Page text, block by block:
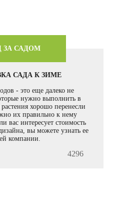
ЗА САДОМ
САДА К ЗИМЕ
- это еще далеко не
нужно выполнить в
хорошо перенесли
их правильно к нему
вас интересует стоимость
вы можете узнать ее
компании.
4296